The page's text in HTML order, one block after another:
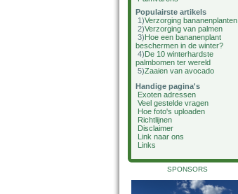
Populairste artikels
1)Verzorging bananenplanten
2)Verzorging van palmen
3)Hoe een bananenplant
beschermen in de winter?
4)De 10 winterhardste
palmbomen ter wereld
5)Zaaien van avocado
Handige pagina's
Exoten adressen
Veel gestelde vragen
Hoe foto's uploaden
Richtlijnen
Disclaimer
Link naar ons
Links
SPONSORS